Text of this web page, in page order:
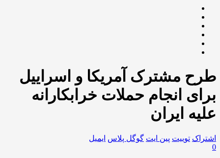
طرح مشترک آمریکا و اسراییل
برای انجام حملات خرابکارانه
علیه ایران
اشتراک توییت پین ایت گوگل‌ پلاس ایمیل
0